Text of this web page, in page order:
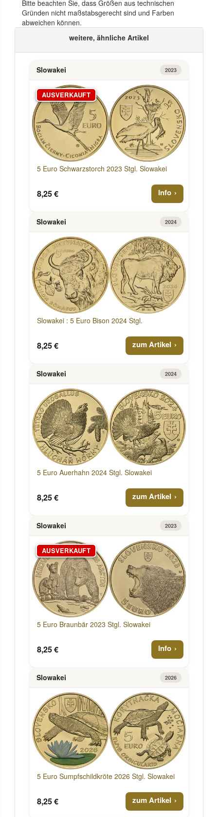
Bitte beachten Sie, dass Größen aus technischen
Gründen nicht maßstabsgerecht sind und Farben
abweichen können.
weitere, ähnliche Artikel
Slowakei 2023
AUSVERKAUFT
5 Euro Schwarzstorch 2023 Stgl. Slowakei
8,25 € Info
Slowakei 2024
Slowakei : 5 Euro Bison 2024 Stgl.
8,25 € zum Artikel
Slowakei 2024
5 Euro Auerhahn 2024 Stgl. Slowakei
8,25 € zum Artikel
Slowakei 2023
AUSVERKAUFT
5 Euro Braunbär 2023 Stgl. Slowakei
8,25 € Info
Slowakei 2026
5 Euro Sumpfschildkröte 2026 Stgl. Slowakei
8,25 € zum Artikel